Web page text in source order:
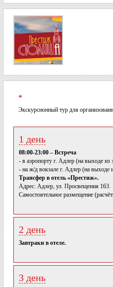
*
Экскурсионный тур для
1 день
08:00-23:00 – Встреча
- в аэропорту г. Адлер (на выходе из
- на ж/д вокзале г. Адлер (на выходе
Трансфер в отель «Престиж».
Адрес: Адлер, ул. Просвещения 163.
Самостоятельное размещение
2 день
Завтраки в отеле.
3 день